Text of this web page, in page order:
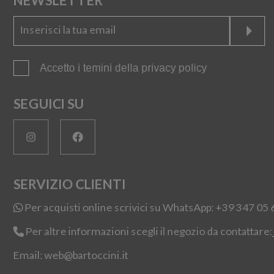
Accetto i temini della privacy policy
SEGUICI SU
SERVIZIO CLIENTI
Per acquisti online scrivici su WhatsApp: +39 347 05
Per altre informazioni scegli il negozio da contattare:
Email: web@bartoccini.it